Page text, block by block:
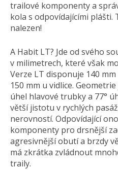
trailové komponenty a
kola s odpovídajícími plášti.
nalezen!
A Habit LT? Jde od svého
v milimetrech, které však
Verze LT disponuje 140
150 mm u vidlice.
úhel hlavové trubky a 77°
větší jistotu v rychlých
nerovností. Odpovídající
komponenty pro drsnější
agresivnější obutí a brzdy
má zkrátka zvládnout
traily.